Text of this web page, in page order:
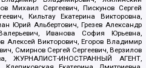
Михаил Сергеевич, Пискунов Сергей
Кильтау Екатерина Викторовна,
Юрий Альбертович, Грезев Александр
Иванова София Юрьевна,
Алексей Викторович, Егоров Владимир
Смирнов Сергей Сергеевич, Верзилов
ЖУРНАЛИСТ-ИНОСТРАННЫЙ АГЕНТ,